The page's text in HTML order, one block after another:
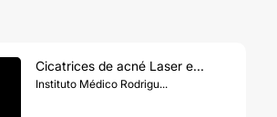
Cicatrices de acné Laser e...
Instituto Médico Rodrigu...